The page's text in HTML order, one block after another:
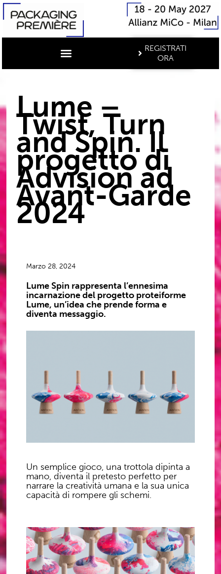
REGISTRATI
ORA
Lume –
Twist, Turn
and Spin. Il
progetto di
Advision ad
Avant-Garde
2024
Marzo 28, 2024
Lume Spin rappresenta l’ennesima
incarnazione del progetto proteiforme
Lume, un’idea che prende forma e
diventa messaggio.
Un semplice gioco, una trottola dipinta a
mano, diventa il pretesto perfetto per
narrare la creatività umana e la sua unica
capacità di rompere gli schemi.